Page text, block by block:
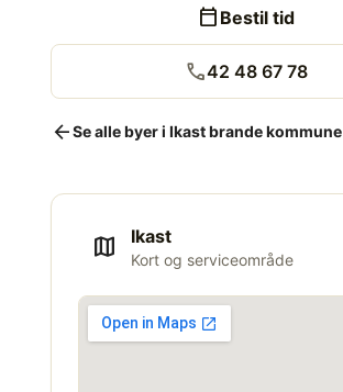
calendar_today Bestil tid
call42 48 67 78
arrow_backSe alle byer i Ikast brande kommune
map Ikast
Kort og serviceområde